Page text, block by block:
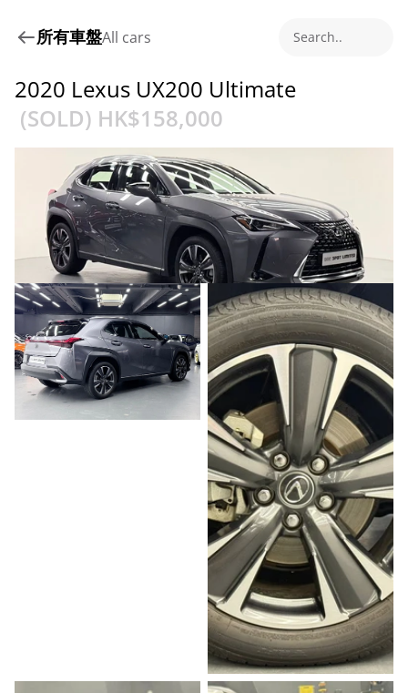
所有車盤All cars Search..
2020 Lexus UX200 Ultimate
(SOLD) HK$158,000